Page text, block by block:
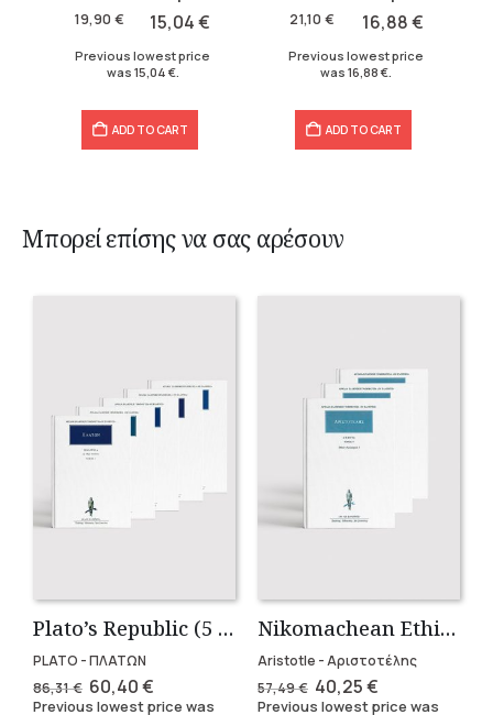
19,90 €
was:
15,04€
is:
Previous lowest price
was 15,04 €.
ADD TO CART
21,10 €
was:
16,88€
is:
Previous lowest price
was 16,88 €
ADD TO CART
Μπορεί επίσης να σας αρέσουν
Plato’s Republic (5 volumes)
PLATO - ΠΛΑΤΩΝ
86,31€ Original
price
60,40€Current
price
Previous lowest price was
Nikomachean Ethics (3 volumes)
Aristotle - Αριστοτέλης
57,49€ Original
price
40,25€Current
price
Previous lowest price was